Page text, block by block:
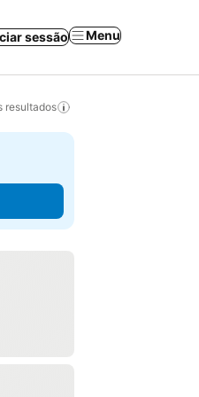
sessão Menu
resultados